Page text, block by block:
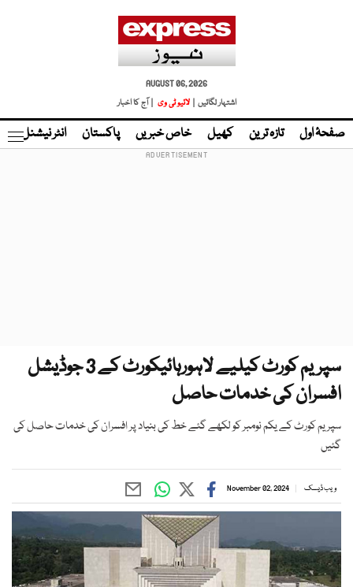
AUGUST 06, 2026
اشتہار لگائیں |
لائیو ٹی وی | آج کا اخبار
صفحۂ اول تازہ ترین کھیل خاص خبریں پاکستان انٹر نیشنل
سپریم کورٹ کیلیے لاہورہائیکورٹ کے 3 جوڈیشل
افسران کی خدمات حاصل
سپریم کورٹ کے یکم نومبر کو لکھے گئے خط کی بنیاد پر افسران کی خدمات حاصل کی
گئیں
ویب ڈیسک November 02, 2024